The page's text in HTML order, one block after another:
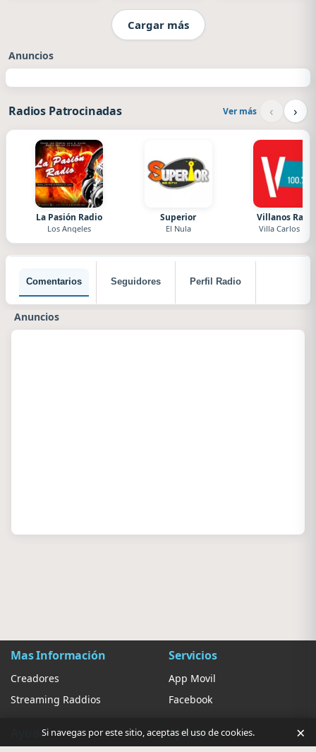
Cargar más
Anuncios
Radios Patrocinadas Ver más ‹ ›
La Pasión Radio
Los Angeles
Superior
El Nula
Villanos
Villa Carlos Paz
Comentarios Seguidores Perfil Radio
Anuncios
Mas Información
Creadores
Streaming Raddios
Servicios
App Movil
Facebook
Ayuda Ajustes
Si navegas por este sitio, aceptas el uso de cookies. ×